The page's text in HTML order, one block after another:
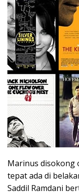
Marinus disokong
tepat ada di
Saddil Ramdani